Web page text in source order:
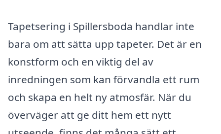
Tapetsering i Spillersboda handlar inte
bara om att sätta upp tapeter. Det är en
konstform och en viktig del av
inredningen som kan förvandla ett rum
och skapa en helt ny atmosfär. När du
överväger att ge ditt hem ett nytt